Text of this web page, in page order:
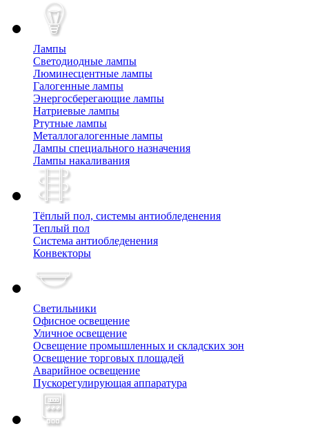
Лампы
Cветодиодные лампы
Люминесцентные лампы
Галогенные лампы
Энергосберегающие лампы
Натриевые лампы
Ртутные лампы
Металлогалогенные лампы
Лампы специального назначения
Лампы накаливания
Тёплый пол, cистемы антиобледенения
Теплый пол
Система антиобледенения
Конвекторы
Светильники
Офисное освещение
Уличное освещение
Освещение промышленных и складских зон
Освещение торговых площадей
Аварийное освещение
Пускорегулирующая аппаратура